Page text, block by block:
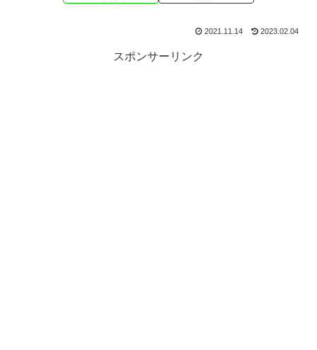
2021.11.14 2023.02.04
スポンサーリンク